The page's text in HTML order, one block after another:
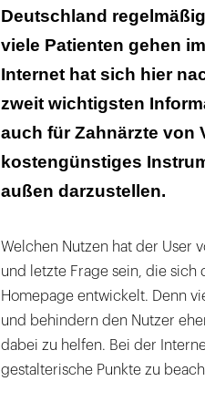
Schnickschnack stört
Bilder wecken
An Werbegrenzen
Das 1x1 im Webdesign
Deutschland
viele Patienten gehen
Internet hat sich hier
zweit wichtigsten
auch für Zahnärzte von
kostengünstiges
außen darzustellen.
Welchen Nutzen hat der User
und letzte Frage sein, die sich
Homepage entwickelt. Denn
und behindern den Nutzer
dabei zu helfen. Bei der
gestalterische Punkte zu